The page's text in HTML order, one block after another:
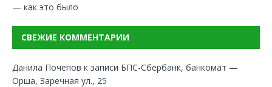
— как это было
СВЕЖИЕ КОММЕНТАРИИ
Данила Почепов к записи БПС-Сбербанк, банкомат —
Орша, Заречная ул., 25